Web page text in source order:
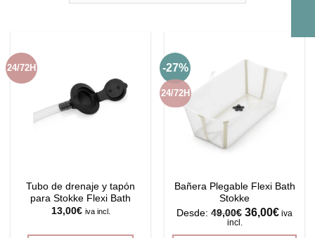
24/72H
Tubo de drenaje y tapón
para Stokke Flexi Bath
13,00€ iva incl.
-27%
24/72H
Bañera Plegable Flexi Bath
Stokke
Desde: 49,00€ 36,00€ iva
incl.